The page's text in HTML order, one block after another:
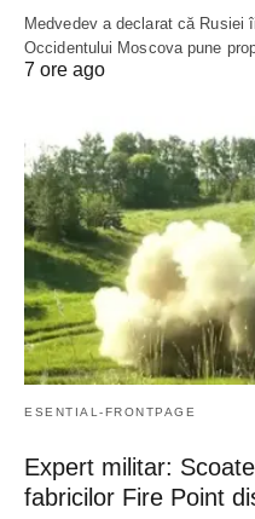
Medvedev a declarat că Rusiei
Occidentului Moscova pune
7 ore ago
ESENTIAL-FRONTPAGE
Expert militar:
fabricilor Fire Point